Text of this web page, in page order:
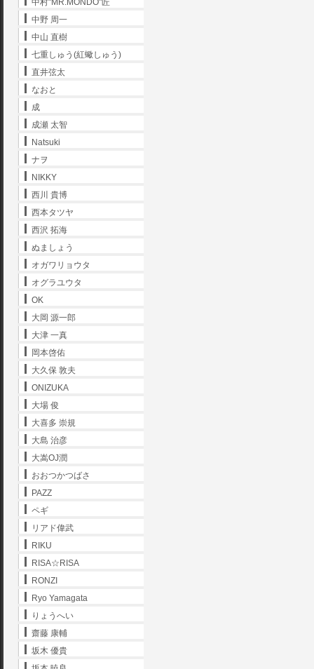
中村"MR.MONDO"匠
中野 周一
中山 直樹
七重しゅう(紅蠍しゅう)
直井弦太
なおと
成
成瀬 太智
Natsuki
ナヲ
NIKKY
西川 貴博
西本タツヤ
西沢 拓海
ぬましょう
オガワリョウタ
オグラユウタ
OK
大岡 源一郎
大津 一真
岡本啓佑
大久保 敦夫
ONIZUKA
大場 俊
大喜多 崇規
大島 治彦
大嵩OJ潤
おおつかつばさ
PAZZ
ペギ
リアド偉武
RIKU
RISA☆RISA
RONZI
Ryo Yamagata
りょうへい
齋藤 康輔
坂木 優貴